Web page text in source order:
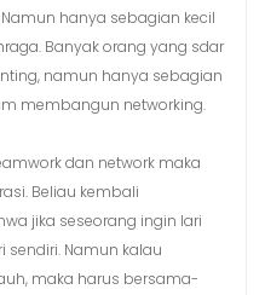
hanya sebagian kecil
Banyak orang yang sdar
namun hanya sebagian
membangun networking.
dan network maka
Beliau kembali
jika seseorang ingin lari
sendiri. Namun kalau
maka harus bersama-